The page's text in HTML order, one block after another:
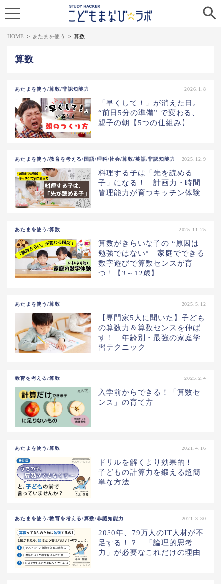

HOME > あたまを使う > 算数
算数
あたまを使う/算数/非認知能力 2026.1.8
「早くして！」が消えた日。
“前日5分の準備” で変わる、
親子の朝【5つの仕組み】
あたまを使う/教育を考える/国語/理科/社会/算数/英語/非認知能力 2025.12.9
料理する子は「先を読める
子」になる！ 計画力・時間
管理能力が育つキッチン体験
あたまを使う/算数 2025.11.25
算数がきらいな子の “原因は
勉強ではない”｜家庭でできる
数字遊びで算数センスが育
つ！【3～12歳】
あたまを使う/算数 2025.5.12
【専門家5人に聞いた】子ども
の算数力＆算数センスを伸ば
す！ 年齢別・最強の家庭学
習テクニック
教育を考える/算数 2025.2.4
入学前からできる！「算数セ
ンス」の育て方
あたまを使う/算数 2021.4.16
ドリルを解くより効果的！
子どもの計算力を鍛える超簡
単な方法
あたまを使う/教育を考える/算数/非認知能力 2021.3.30
2030年、79万人のIT人材が不
足する！？ 「論理的思考
力」が必要なこれだけの理由